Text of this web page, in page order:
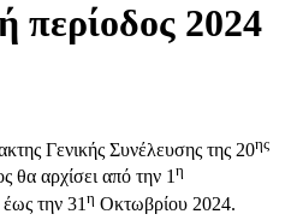
περίοδος 2024
Γενικής Συνέλευσης της 20ης
θα αρχίσει από την 1η
την 31 η Οκτωβρίου 2024.